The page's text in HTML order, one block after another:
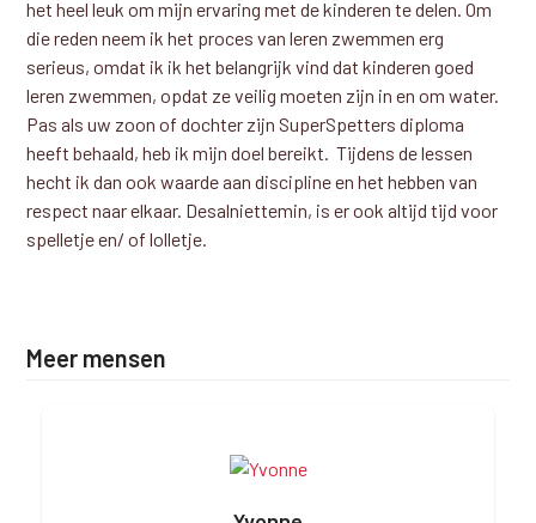
het heel leuk om mijn ervaring met de kinderen te delen. Om
die reden neem ik het proces van leren zwemmen erg
serieus, omdat ik ik het belangrijk vind dat kinderen goed
leren zwemmen, opdat ze veilig moeten zijn in en om water.
Pas als uw zoon of dochter zijn SuperSpetters diploma
heeft behaald, heb ik mijn doel bereikt. Tijdens de lessen
hecht ik dan ook waarde aan discipline en het hebben van
respect naar elkaar. Desalniettemin, is er ook altijd tijd voor
spelletje en/ of lolletje.
Meer mensen